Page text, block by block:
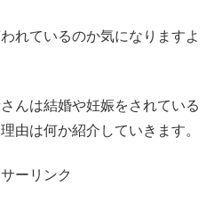
れているのか気になりますよ
んは結婚や妊娠をされている
由は何か紹介していきます。
ーリンク